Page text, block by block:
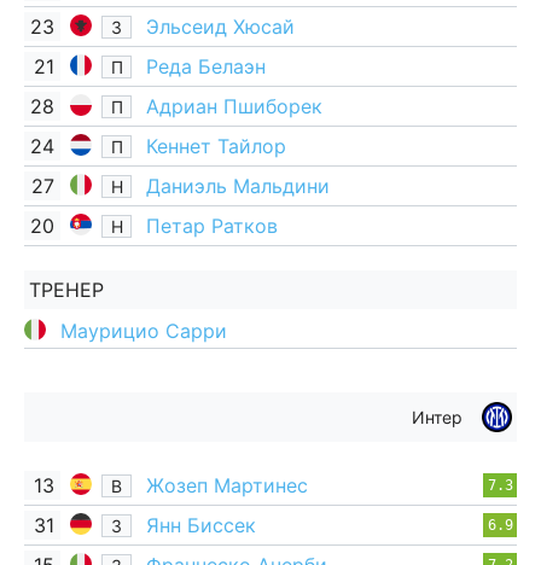
23
З
Эльсеид Хюсай
21
П
Реда Белаэн
28
П
Адриан Пшиборек
24
П
Кеннет Тайлор
27
Н
Даниэль Мальдини
20
Н Петар Ратков
ТРЕНЕР
Маурицио Сарри
Интер
13 В Жозеп Мартинес 7.3
31 З Янн Биссек 6.9